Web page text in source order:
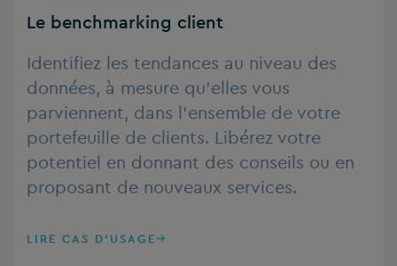
Le benchmarking client
Identifiez les tendances au niveau des
données, à mesure qu’elles vous
parviennent, dans l’ensemble de votre
portefeuille de clients. Libérez votre
potentiel en donnant des conseils ou en
proposant de nouveaux services.
LIRE CAS D'USAGE